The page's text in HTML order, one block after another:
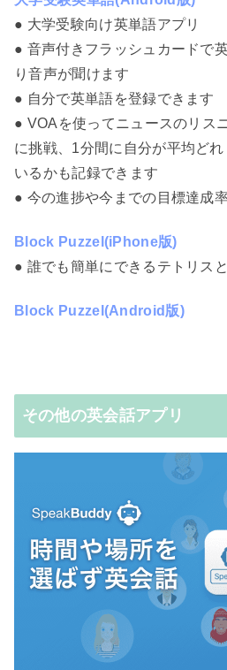
● 大学受験向け英単語アプリ
● 音声付きフラッシュカードで
り音声が聞けます
● 自分で英単語を登録できます
● VOAを使ってニュースのリス
に挑戦、1分間に自分が平均ど
いるかも記録できます
● 今の進捗や今までの目標達成
Block Puzzel(iPhone版)
● 誰でも簡単にできるテトリス
Block Puzzel(Android版)
その他の英会話アプリ